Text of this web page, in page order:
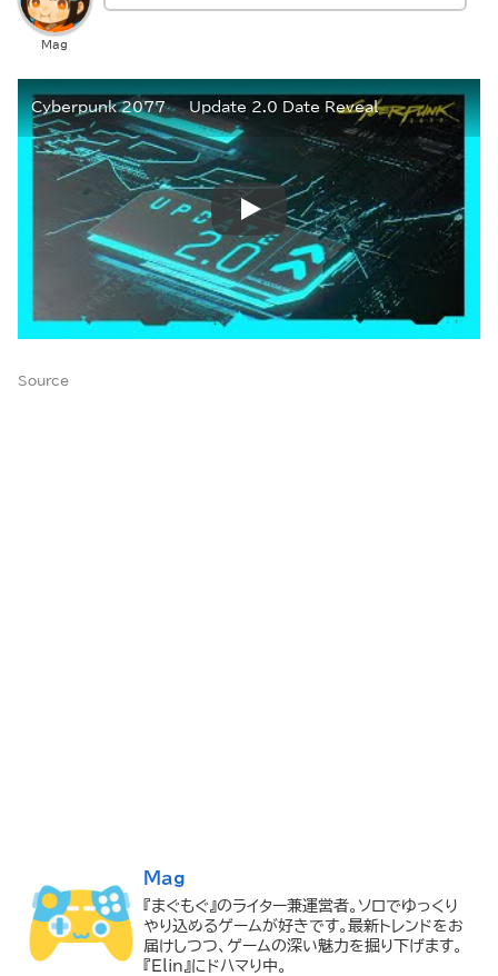
Mag
Cyberpunk 2077 — Update 2.0 Date Reveal
Source
Mag
『まぐもぐ』のライター兼運営者。ソロでゆっくり
やり込めるゲームが好きです。最新トレンドをお
届けしつつ、ゲームの深い魅力を掘り下げます。
『Elin』にドハマり中。